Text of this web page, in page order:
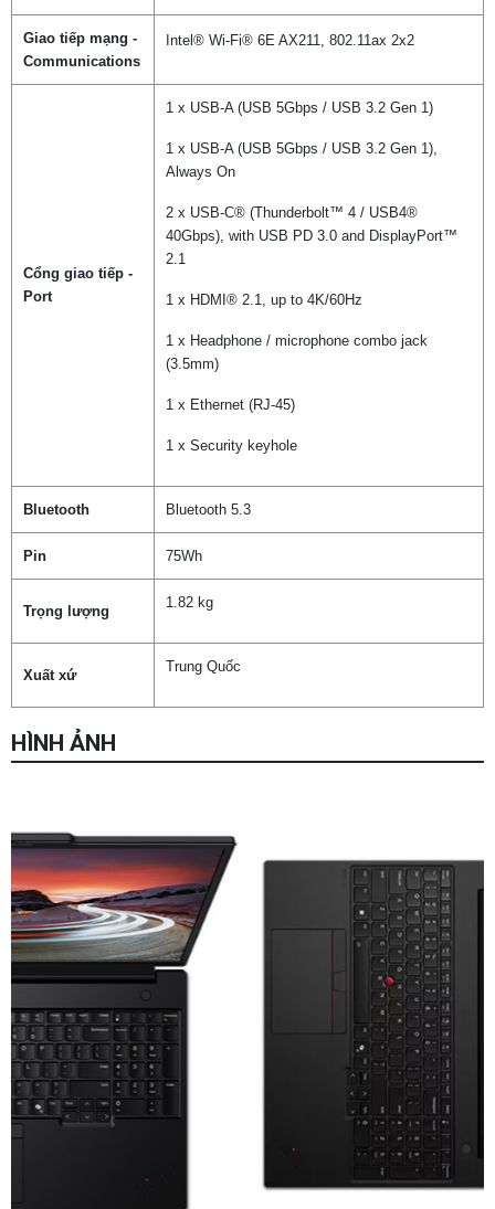
Giao tiếp mạng -
Communications
Intel® Wi-Fi® 6E AX211, 802.11ax 2x2
Cổng giao tiếp -
Port
1 x USB-A (USB 5Gbps / USB 3.2 Gen 1)
1 x USB-A (USB 5Gbps / USB 3.2 Gen 1),
Always On
2 x USB-C® (Thunderbolt™ 4 / USB4®
40Gbps), with USB PD 3.0 and DisplayPort™
2.1
1 x HDMI® 2.1, up to 4K/60Hz
1 x Headphone / microphone combo jack
(3.5mm)
1 x Ethernet (RJ-45)
1 x Security keyhole
Bluetooth Bluetooth 5.3
Pin 75Wh
Trọng lượng
1.82 kg
Xuất xứ
Trung Quốc
HÌNH ẢNH